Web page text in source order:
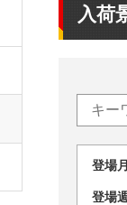
入荷
登
登